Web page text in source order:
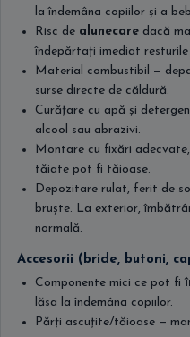
la îndemâna copiilor și a
Risc de alunecare dacă
îndepărtați imediat resturile
Material combustibil —
surse directe de căldură.
Curățare cu apă și
alcool sau abrazivi.
Montare cu fixări
tăiate pot fi tăioase.
Depozitare rulat, ferit de
bruște. La exterior,
normală.
Accesorii (bride, butoni,
Componente mici ce pot fi
lăsa la îndemâna copiilor.
Părți ascuțite/tăioase —